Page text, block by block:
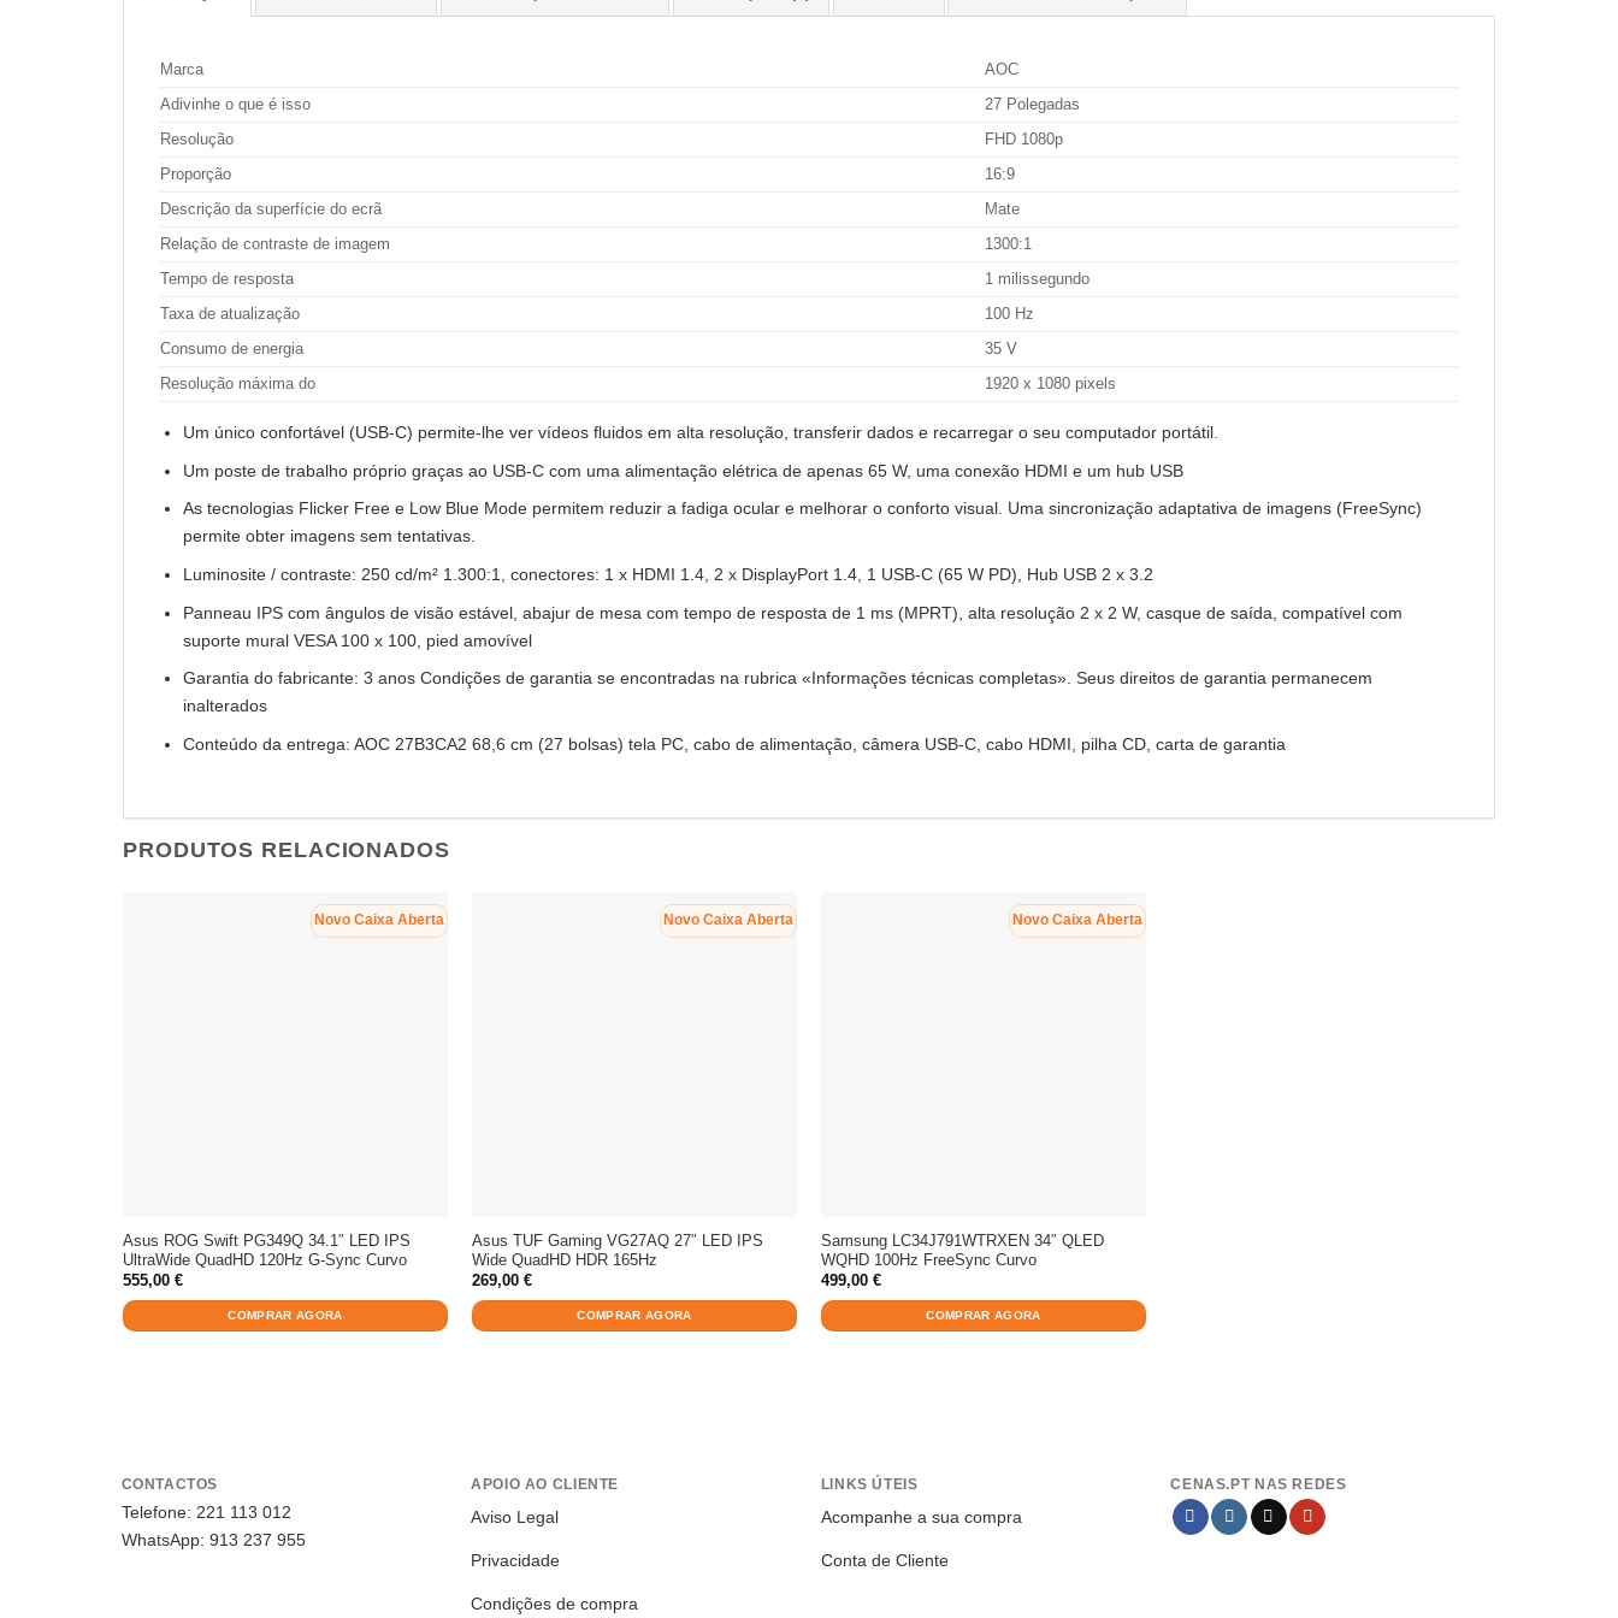
Marca
AOC
Adivinhe o que é isso
27 Polegadas
Resolução
FHD 1080p
Proporção
16:9
Descrição da superfície do ecrã
Mate
Relação de contraste de imagem
1300:1
Tempo de resposta
1 milissegundo
Taxa de atualização
100 Hz
Consumo de energia
35 V
Resolução máxima do
1920 x 1080 pixels
Um único confortável (USB-C) permite-lhe ver vídeos fluidos em alta resolução, transferir dados e recarregar o seu computador portátil.
Um poste de trabalho próprio graças ao USB-C com uma alimentação elétrica de apenas 65 W, uma conexão HDMI e um hub USB
As tecnologias Flicker Free e Low Blue Mode permitem reduzir a fadiga ocular e melhorar o conforto visual. Uma sincronização adaptativa de imagens (FreeSync)
permite obter imagens sem tentativas.
Luminosite / contraste: 250 cd/m² 1.300:1, conectores: 1 x HDMI 1.4, 2 x DisplayPort 1.4, 1 USB-C (65 W PD), Hub USB 2 x 3.2
Panneau IPS com ângulos de visão estável, abajur de mesa com tempo de resposta de 1 ms (MPRT), alta resolução 2 x 2 W, casque de saída, compatível com
suporte mural VESA 100 x 100, pied amovível
Garantia do fabricante: 3 anos Condições de garantia se encontradas na rubrica «Informações técnicas completas». Seus direitos de garantia permanecem
inalterados
Conteúdo da entrega: AOC 27B3CA2 68,6 cm (27 bolsas) tela PC, cabo de alimentação, câmera USB-C, cabo HDMI, pilha CD, carta de garantia
PRODUTOS RELACIONADOS
Novo Caixa Aberta
Asus ROG Swift PG349Q 34.1″ LED IPS
UltraWide QuadHD 120Hz G-Sync Curvo
555,00 €
COMPRAR AGORA
Novo Caixa Aberta
Asus TUF Gaming VG27AQ 27″ LED IPS
Wide QuadHD HDR 165Hz
269,00 €
COMPRAR AGORA
Novo Caixa Aberta
Samsung LC34J791WTRXEN 34″ QLED
WQHD 100Hz FreeSync Curvo
499,00 €
COMPRAR AGORA
CONTACTOS
Telefone: 221 113 012
WhatsApp: 913 237 955
APOIO AO CLIENTE
Aviso Legal
Privacidade
Condições de compra
LINKS ÚTEIS
Acompanhe a sua compra
Conta de Cliente
CENAS.PT NAS REDES